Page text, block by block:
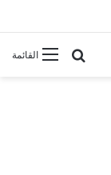
القائمةبحث عن